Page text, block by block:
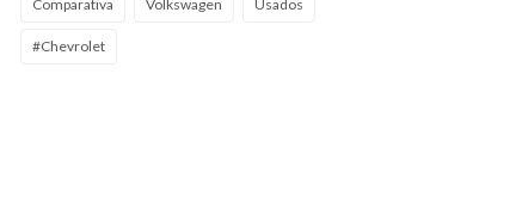
Comparativa Volkswagen Usados
#Chevrolet